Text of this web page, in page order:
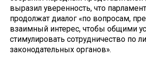
выразил уверенность, что
продолжат диалог «по вопросам,
взаимный интерес, чтобы общими
стимулировать сотрудничество по
законодательных органов».